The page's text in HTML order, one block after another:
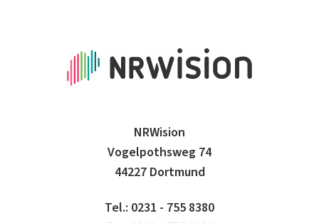
NRWision
Vogelpothsweg 74
44227 Dortmund
Tel.: 0231 - 755 8380